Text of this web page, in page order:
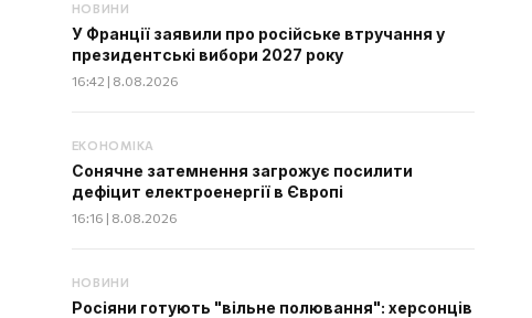
НОВИНИ
У Франції заявили про російське втручання у
президентські вибори 2027 року
16:42 | 8.08.2026
ЕКОНОМІКА
Сонячне затемнення загрожує посилити
дефіцит електроенергії в Європі
16:16 | 8.08.2026
НОВИНИ
Росіяни готують "вільне полювання": херсонців